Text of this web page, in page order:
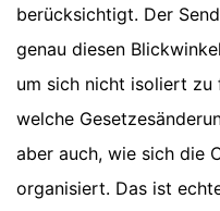
berücksichtigt. Der
genau diesen
um sich nicht isoliert zu
welche
aber auch, wie sich die
organisiert. Das ist